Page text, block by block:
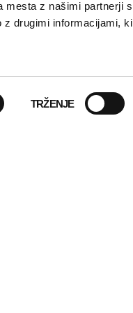
mesta z našimi partnerji s
z drugimi informacijami, ki
TRŽENJE
projekt.